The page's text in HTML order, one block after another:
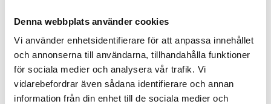
Denna webbplats använder cookies
Vi använder enhetsidentifierare för att anpassa innehållet
och annonserna till användarna, tillhandahålla funktioner
för sociala medier och analysera vår trafik. Vi
vidarebefordrar även sådana identifierare och annan
information från din enhet till de sociala medier och
Kasviperäinen kapselli on valmistettu selluloosasta.
Magnesium 140 mg
Kalsium
128 mg
Rauta
14 mg
Sinkki
10 mg
Mangaani
2 mg